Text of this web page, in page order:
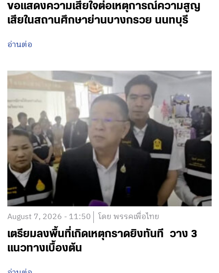
ขอแสดงความเสียใจต่อเหตุการณ์ความสูญ
เสียในสถานศึกษาย่านบางกรวย นนทบุรี
อ่านต่อ
August 7, 2026 - 11:50 โดย พรรคเพื่อไทย
เตรียมลงพื้นที่เกิดเหตุกราดยิงทันที วาง 3
แนวทางเบื้องต้น